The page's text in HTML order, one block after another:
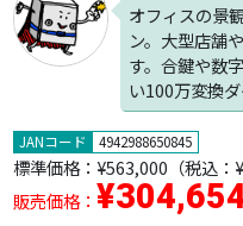
オフィスの景
ン。大型店舗
す。合鍵や数
い100万変換ダ
JANコード 4942988650845
標準価格： ¥563,000 （税込：
販売価格：